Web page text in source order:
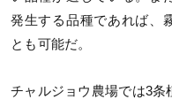
発生する品種であれば、
とも可能だ。
チャルジョウ農場では3条